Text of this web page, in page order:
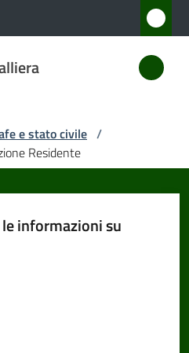
e stato civile /
Residente
informazioni su